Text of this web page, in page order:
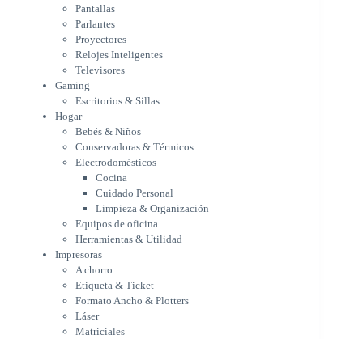
Bebés & Niños
Conservadoras & Térmicos
Electrodomésticos
Cocina
Cuidado Personal
Limpieza & Organización
Equipos de oficina
Herramientas & Utilidad
Impresoras
A chorro
Etiqueta & Ticket
Formato Ancho & Plotters
Láser
Matriciales
Multifuncional a Tinta
Multifuncional Láser
Tinta Continua
Informática
Accesorios Varios
Adaptadores & Cables
Auriculares
Pantallas
Parlantes
Proyectores
Relojes Inteligentes
Televisores
Gaming
Escritorios & Sillas
Hogar
Bebés & Niños
Conservadoras & Térmicos
Electrodomésticos
Cocina
Cuidado Personal
Limpieza & Organización
Equipos de oficina
Herramientas & Utilidad
Impresoras
A chorro
Etiqueta & Ticket
Formato Ancho & Plotters
Láser
Matriciales